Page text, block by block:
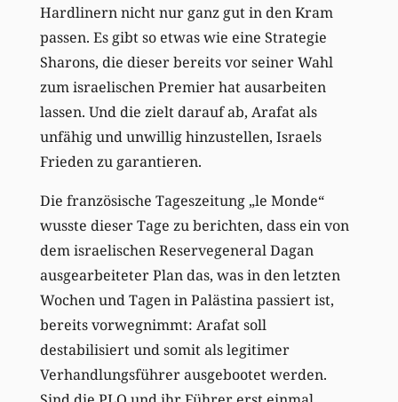
Hardlinern nicht nur ganz gut in den Kram
passen. Es gibt so etwas wie eine Strategie
Sharons, die dieser bereits vor seiner Wahl
zum israelischen Premier hat ausarbeiten
lassen. Und die zielt darauf ab, Arafat als
unfähig und unwillig hinzustellen, Israels
Frieden zu garantieren.
Die französische Tageszeitung „le Monde“
wusste dieser Tage zu berichten, dass ein von
dem israelischen Reservegeneral Dagan
ausgearbeiteter Plan das, was in den letzten
Wochen und Tagen in Palästina passiert ist,
bereits vorwegnimmt: Arafat soll
destabilisiert und somit als legitimer
Verhandlungsführer ausgebootet werden.